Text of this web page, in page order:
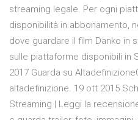
streaming legale. Per ogni
disponibilità in abbonamento,
dove guardare il film Danko in
sulle piattaforme disponibili in
2017 Guarda su
altadefinizione. 19 ott 2015
Streaming | Leggi la